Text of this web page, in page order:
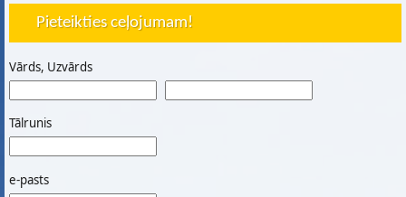
Pieteikties ceļojumam!
Vārds, Uzvārds
Tālrunis
e-pasts